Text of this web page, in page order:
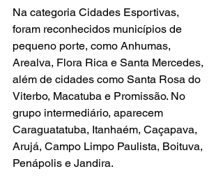
Na categoria Cidades Esportivas,
foram reconhecidos municípios de
pequeno porte, como Anhumas,
Arealva, Flora Rica e Santa Mercedes,
além de cidades como Santa Rosa do
Viterbo, Macatuba e Promissão. No
grupo intermediário, aparecem
Caraguatatuba, Itanhaém, Caçapava,
Arujá, Campo Limpo Paulista, Boituva,
Penápolis e Jandira.